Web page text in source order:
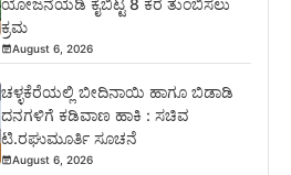
ಕ್ರಮ
August 6, 2026
ಚಳ್ಳಕೆರೆಯಲ್ಲಿ ಬೀದಿನಾಯಿ ಹಾಗೂ ಬಿಡಾಡಿ
ದನಗಳಿಗೆ ಕಡಿವಾಣ ಹಾಕಿ : ಸಚಿವ
ಟಿ.ರಘುಮೂರ್ತಿ ಸೂಚನೆ
August 6, 2026